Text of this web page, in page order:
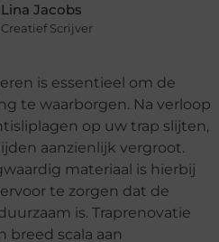
Lina Jacobs
Creatief Scrijver
is essentieel om de
te waarborgen. Na verloop
op uw trap slijten,
aanzienlijk vergroot.
materiaal is hierbij
te zorgen dat de
is. Traprenovatie
breed scala aan